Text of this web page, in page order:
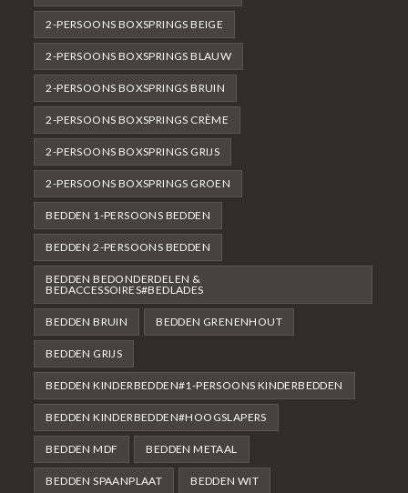
2-PERSOONS BOXSPRINGS BEIGE
2-PERSOONS BOXSPRINGS BLAUW
2-PERSOONS BOXSPRINGS BRUIN
2-PERSOONS BOXSPRINGS CRÈME
2-PERSOONS BOXSPRINGS GRIJS
2-PERSOONS BOXSPRINGS GROEN
BEDDEN 1-PERSOONS BEDDEN
BEDDEN 2-PERSOONS BEDDEN
BEDDEN BEDONDERDELEN &
BEDACCESSOIRES#BEDLADES
BEDDEN BRUIN BEDDEN GRENENHOUT
BEDDEN GRIJS
BEDDEN KINDERBEDDEN#1-PERSOONS KINDERBEDDEN
BEDDEN KINDERBEDDEN#HOOGSLAPERS
BEDDEN MDF BEDDEN METAAL
BEDDEN SPAANPLAAT BEDDEN WIT